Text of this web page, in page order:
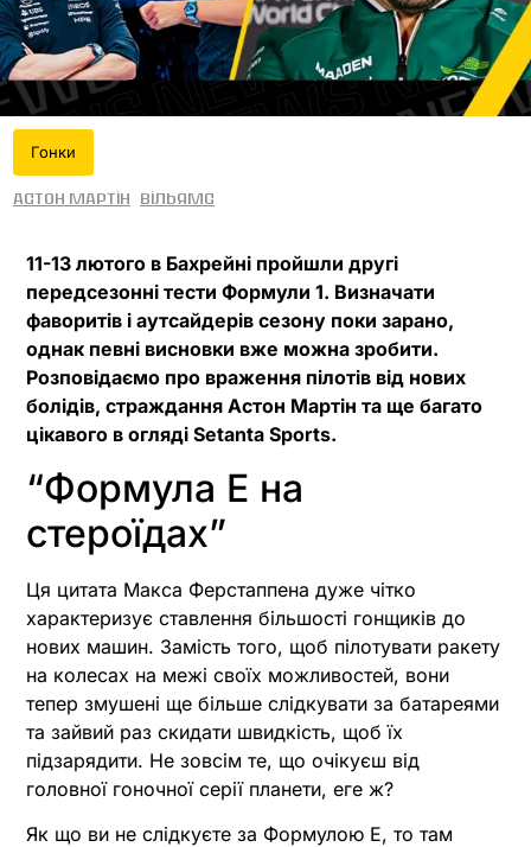
Гонки
Астон Мартін Вільямс
11-13 лютого в Бахрейні пройшли другі
передсезонні тести Формули 1. Визначати
фаворитів і аутсайдерів сезону поки зарано,
однак певні висновки вже можна зробити.
Розповідаємо про враження пілотів від нових
болідів, страждання Астон Мартін та ще багато
цікавого в огляді Setanta Sports.
“Формула Е на
стероїдах”
Ця цитата Макса Ферстаппена дуже чітко
характеризує ставлення більшості гонщиків до
нових машин. Замість того, щоб пілотувати ракету
на колесах на межі своїх можливостей, вони
тепер змушені ще більше слідкувати за батареями
та зайвий раз скидати швидкість, щоб їх
підзарядити. Не зовсім те, що очікуєш від
головної гоночної серії планети, еге ж?
Як що ви не слідкуєте за Формулою Е, то там